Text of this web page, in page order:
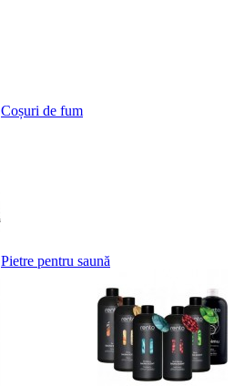
Coșuri de fum
Pietre pentru saună